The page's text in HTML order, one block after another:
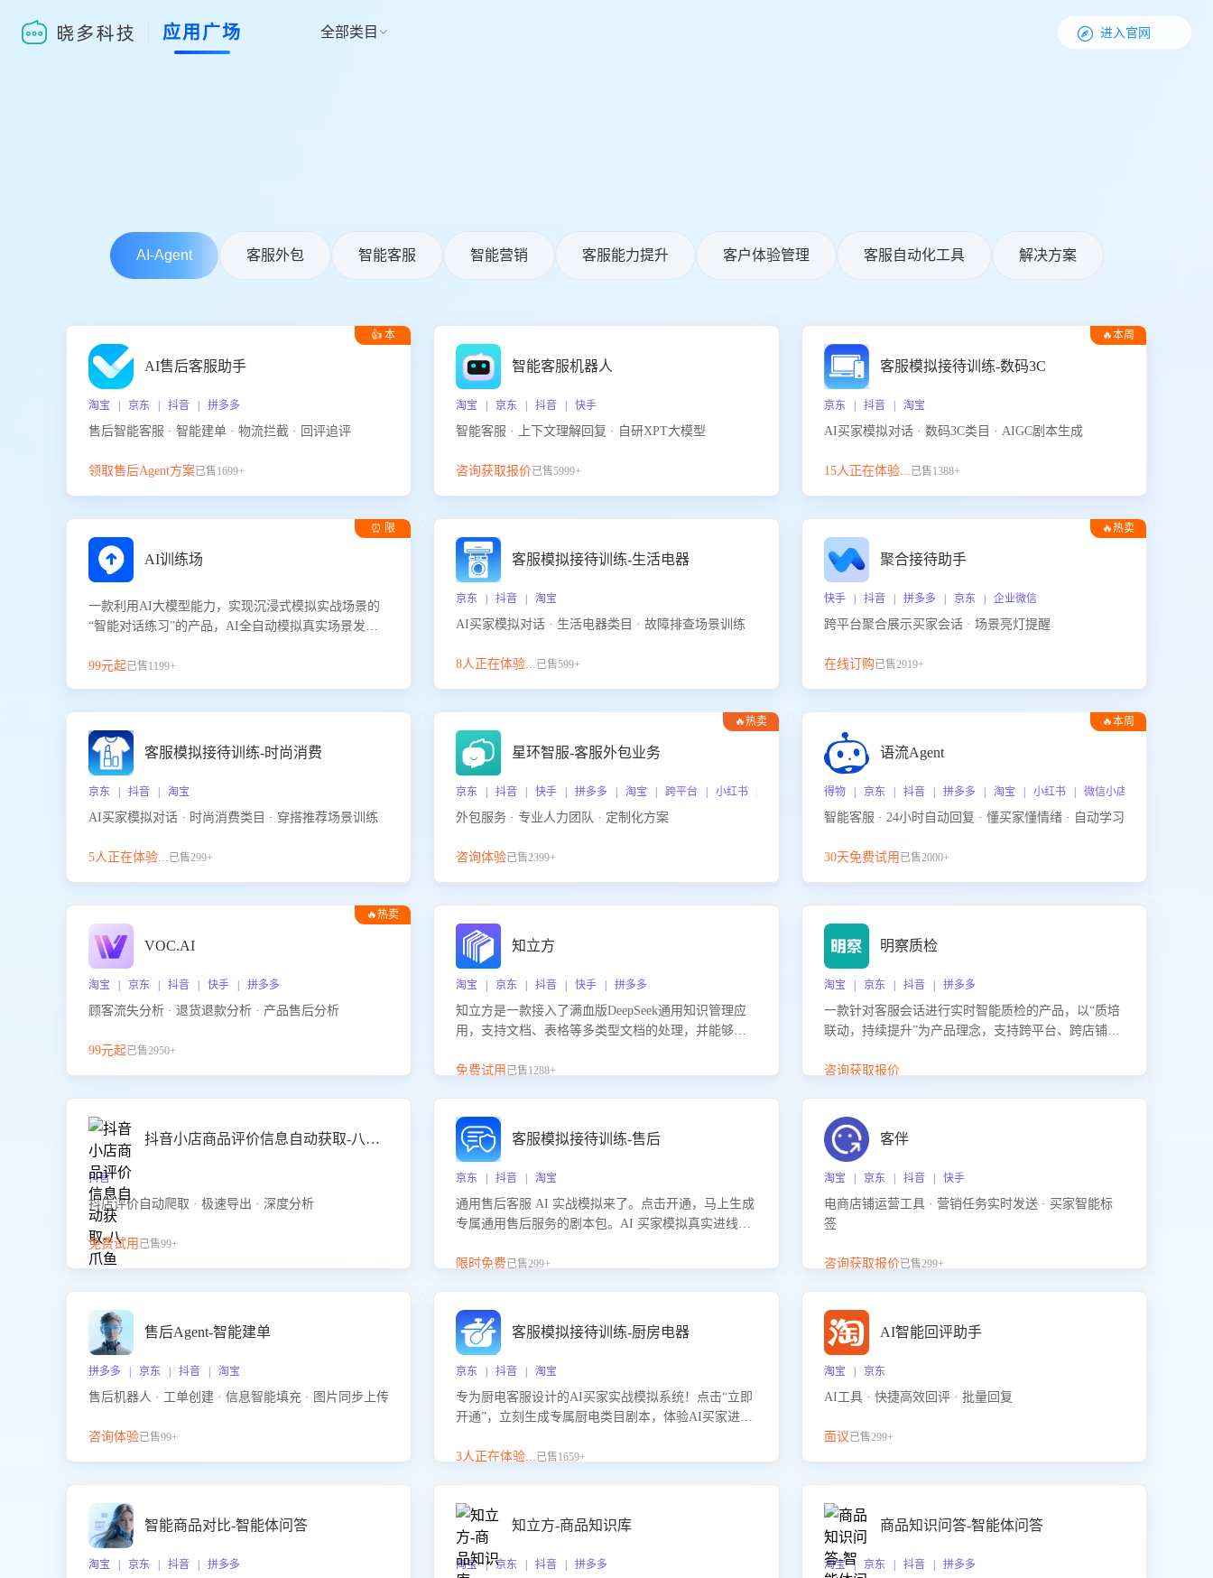
应用广场 全部类目   进入官网
AI-Agent 客服外包 智能客服 智能营销 客服能力提升 客户体验管理 客服自动化工具 解决方案
👍 本
AI售后客服助手
淘宝 | 京东 | 抖音 | 拼多多
售后智能客服 · 智能建单 · 物流拦截 · 回评追评
领取售后Agent方案已售1699+
智能客服机器人
淘宝 | 京东 | 抖音 | 快手
智能客服 · 上下文理解回复 · 自研XPT大模型
咨询获取报价已售5999+
🔥本周
客服模拟接待训练-数码3C
京东 | 抖音 | 淘宝
AI买家模拟对话 · 数码3C类目 · AIGC剧本生成
15人正在体验...已售1388+
⏰ 限
AI训练场
一款利用AI大模型能力，实现沉浸式模拟实战场景的
“智能对话练习”的产品，AI全自动模拟真实场景发生
提升客服团队的销服能力。
99元起已售1199+
客服模拟接待训练-生活电器
京东 | 抖音 | 淘宝
AI买家模拟对话 · 生活电器类目 · 故障排查场景训练
8人正在体验...已售599+
🔥热卖
聚合接待助手
快手 | 抖音 | 拼多多 | 京东 | 企业微信
跨平台聚合展示买家会话 · 场景亮灯提醒
在线订购已售2919+
客服模拟接待训练-时尚消费
京东 | 抖音 | 淘宝
AI买家模拟对话 · 时尚消费类目 · 穿搭推荐场景训练
5人正在体验...已售299+
🔥热卖
星环智服-客服外包业务
京东 | 抖音 | 快手 | 拼多多 | 淘宝 | 跨平台 | 小红书 | 得物 | 企业微信
外包服务 · 专业人力团队 · 定制化方案
咨询体验已售2399+
🔥本周
语流Agent
得物 | 京东 | 抖音 | 拼多多 | 淘宝 | 小红书 | 微信小店 | 快手 | 唯品
智能客服 · 24小时自动回复 · 懂买家懂情绪 · 自动学习
30天免费试用 已售2000+
🔥热卖
VOC.AI
淘宝 | 京东 | 抖音 | 快手 | 拼多多
顾客流失分析 · 退货退款分析 · 产品售后分析
99元起已售2950+
知立方
淘宝 | 京东 | 抖音 | 快手 | 拼多多
知立方是一款接入了满血版DeepSeek通用知识管理应
用，支持文档、表格等多类型文档的处理，并能够基
景提供强大的知识支持，帮助用户高效管理和利用知
免费试用 已售1288+
明察质检
淘宝 | 京东 | 抖音 | 拼多多
一款针对客服会话进行实时智能质检的产品，以“质培
联动，持续提升”为产品理念，支持跨平台、跨店铺的
联动，持续提升客服团队的销服能力。
咨询获取报价
抖音小店商品评价信息自动获取-八爪鱼
抖音
抖店评价自动爬取 · 极速导出 · 深度分析
免费试用 已售99+
客服模拟接待训练-售后
京东 | 抖音 | 淘宝
通用售后客服 AI 实战模拟来了。点击开通，马上生成
专属通用售后服务的剧本包。AI 买家模拟真实进线咨
咨询等售后场景的应对要点，轻松提升服务能力。
限时免费已售299+
客伴
淘宝 | 京东 | 抖音 | 快手
电商店铺运营工具 · 营销任务实时发送 · 买家智能标
签
咨询获取报价已售299+
售后Agent-智能建单
拼多多 | 京东 | 抖音 | 淘宝
售后机器人 · 工单创建 · 信息智能填充 · 图片同步上传
咨询体验已售99+
客服模拟接待训练-厨房电器
京东 | 抖音 | 淘宝
专为厨电客服设计的AI买家实战模拟系统！点击“立即
开通”，立刻生成专属厨电类目剧本，体验AI买家进线
能咨询”等真实场景应对技巧！
3人正在体验...已售1659+
AI智能回评助手
淘宝 | 京东
AI工具 · 快捷高效回评 · 批量回复
面议已售299+
智能商品对比-智能体问答
淘宝 | 京东 | 抖音 | 拼多多
知立方-商品知识库
淘宝 | 京东 | 抖音 | 拼多多
商品知识问答-智能体问答
淘宝 | 京东 | 抖音 | 拼多多